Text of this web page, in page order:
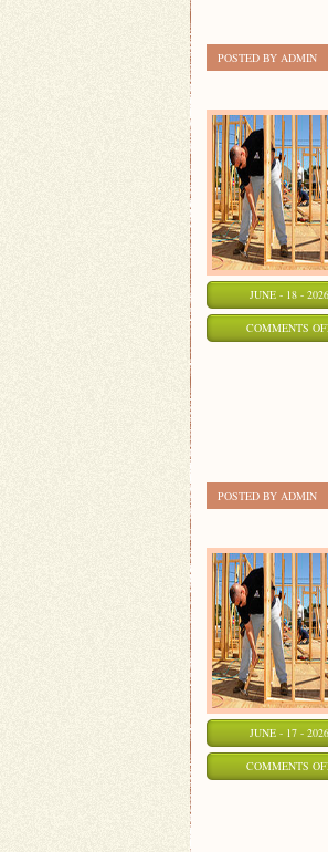
POSTED BY ADMIN
JUNE - 18 - 2026
COMMENTS
POSTED BY ADMIN
JUNE - 17 - 2026
COMMENTS